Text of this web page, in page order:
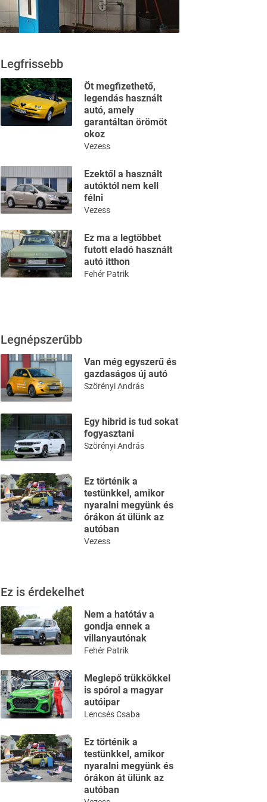
Legfrissebb
Öt megfizethető,
legendás használt
autó, amely
garantáltan örömöt
okoz
Vezess
Ezektől a használt
autóktól nem kell
félni
Vezess
Ez ma a legtöbbet
futott eladó használt
autó itthon
Fehér Patrik
Legnépszerűbb
Van még egyszerű és
gazdaságos új autó
Szörényi András
Egy hibrid is tud sokat
fogyasztani
Szörényi András
Ez történik a
testünkkel, amikor
nyaralni megyünk és
órákon át ülünk az
autóban
Vezess
Ez is érdekelhet
Nem a hatótáv a
gondja ennek a
villanyautónak
Fehér Patrik
Meglepő trükkökkel
is spórol a magyar
autóipar
Lencsés Csaba
Ez történik a
testünkkel, amikor
nyaralni megyünk és
órákon át ülünk az
autóban